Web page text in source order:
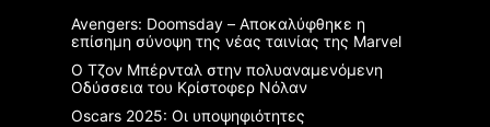
Avengers: Doomsday – Αποκαλύφθηκε η
επίσημη σύνοψη της νέας ταινίας της Marvel
Ο Τζον Μπέρνταλ στην πολυαναμενόμενη
Οδύσσεια του Κρίστοφερ Νόλαν
Oscars 2025: Οι υποψηφιότητες